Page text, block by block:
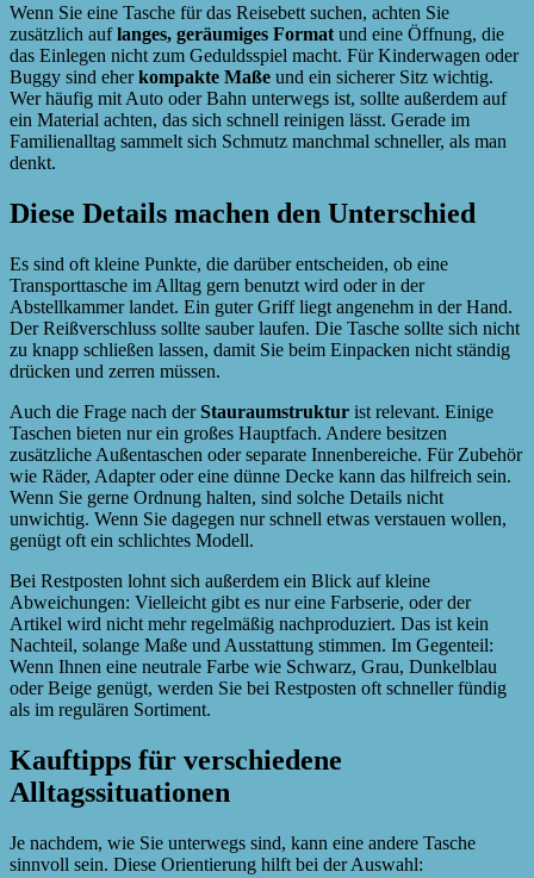
Wenn Sie eine Tasche für das Reisebett suchen, achten Sie
zusätzlich auflanges, geräumiges Format und eine Öffnung, die
das Einlegen nicht zum Geduldsspiel macht. Für Kinderwagen oder
Buggy sind eherkompakte Maße und ein sicherer Sitz wichtig.
Wer häufig mit Auto oder Bahn unterwegs ist, sollte außerdem auf
ein Material achten, das sich schnell reinigen lässt. Gerade im
Familienalltag sammelt sich Schmutz manchmal schneller, als man
denkt.
Diese Details machen den Unterschied
Es sind oft kleine Punkte, die darüber entscheiden, ob eine
Transporttasche im Alltag gern benutzt wird oder in der
Abstellkammer landet. Ein guter Griff liegt angenehm in der Hand.
Der Reißverschluss sollte sauber laufen. Die Tasche sollte sich nicht
zu knapp schließen lassen, damit Sie beim Einpacken nicht ständig
drücken und zerren müssen.
Auch die Frage nach derStauraumstruktur ist relevant. Einige
Taschen bieten nur ein großes Hauptfach. Andere besitzen
zusätzliche Außentaschen oder separate Innenbereiche. Für Zubehör
wie Räder, Adapter oder eine dünne Decke kann das hilfreich sein.
Wenn Sie gerne Ordnung halten, sind solche Details nicht
unwichtig. Wenn Sie dagegen nur schnell etwas verstauen wollen,
genügt oft ein schlichtes Modell.
Bei Restposten lohnt sich außerdem ein Blick auf kleine
Abweichungen: Vielleicht gibt es nur eine Farbserie, oder der
Artikel wird nicht mehr regelmäßig nachproduziert. Das ist kein
Nachteil, solange Maße und Ausstattung stimmen. Im Gegenteil:
Wenn Ihnen eine neutrale Farbe wie Schwarz, Grau, Dunkelblau
oder Beige genügt, werden Sie bei Restposten oft schneller fündig
als im regulären Sortiment.
Kauftipps für verschiedene
Alltagssituationen
Je nachdem, wie Sie unterwegs sind, kann eine andere Tasche
sinnvoll sein. Diese Orientierung hilft bei der Auswahl: